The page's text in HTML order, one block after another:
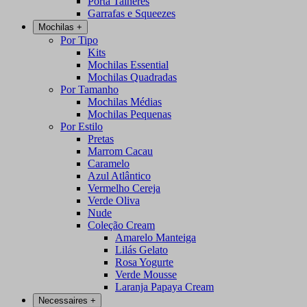
Garrafas e Squeezes
Mochilas +
Por Tipo
Kits
Mochilas Essential
Mochilas Quadradas
Por Tamanho
Mochilas Médias
Mochilas Pequenas
Por Estilo
Pretas
Marrom Cacau
Caramelo
Azul Atlântico
Vermelho Cereja
Verde Oliva
Nude
Coleção Cream
Amarelo Manteiga
Lilás Gelato
Rosa Yogurte
Verde Mousse
Laranja Papaya Cream
Necessaires +